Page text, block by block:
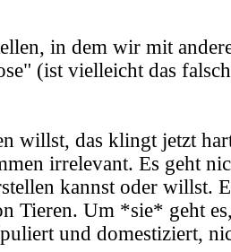
in dem wir mit
(ist vielleicht das
willst, das klingt jetzt
irrelevant. Es geht
kannst oder willst.
Tieren. Um *sie* geht
und domestiziert,